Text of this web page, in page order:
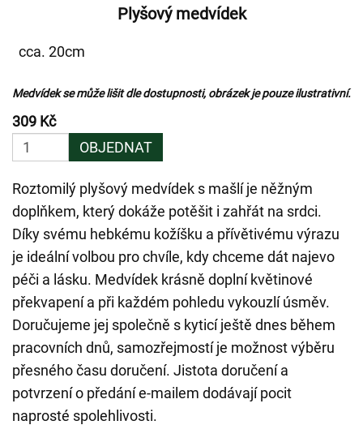
Plyšový medvídek
cca. 20cm
Medvídek se může lišit dle dostupnosti, obrázek je pouze ilustrativní.
309 Kč
OBJEDNAT
Roztomilý plyšový medvídek s mašlí je něžným
doplňkem, který dokáže potěšit i zahřát na srdci.
Díky svému hebkému kožíšku a přívětivému výrazu
je ideální volbou pro chvíle, kdy chceme dát najevo
péči a lásku. Medvídek krásně doplní květinové
překvapení a při každém pohledu vykouzlí úsměv.
Doručujeme jej společně s kyticí ještě dnes během
pracovních dnů, samozřejmostí je možnost výběru
přesného času doručení. Jistota doručení a
potvrzení o předání e-mailem dodávají pocit
naprosté spolehlivosti.